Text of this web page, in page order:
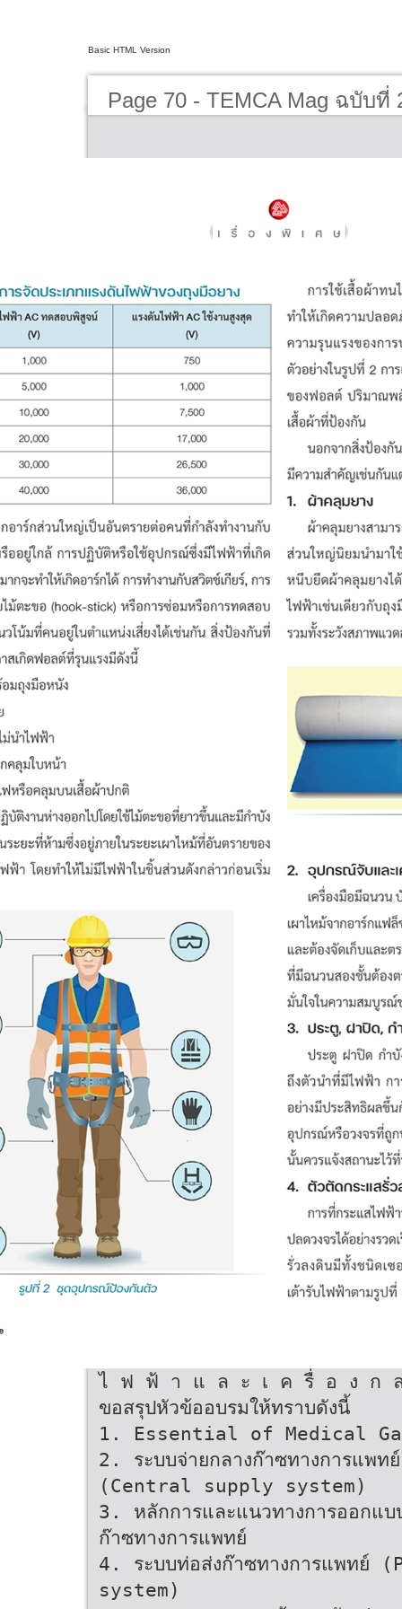
Basic HTML Version
Page 70 - TEMCA Mag ฉบับที่
ไ ฟ ฟ้ า แ ล ะ เ ค รื่ อ ง ก
ขอสรุปหัวข้ออบรมให้ทราบดังนี้
1. Essential of Medical
2. ระบบจ่ายกลางก๊าซทางการแพทย์
(Central supply system)
3. หลักการและแนวทางการออกแบ
ก๊าซทางการแพทย์
4. ระบบท่อส่งก๊าซทางการแพทย์
system)